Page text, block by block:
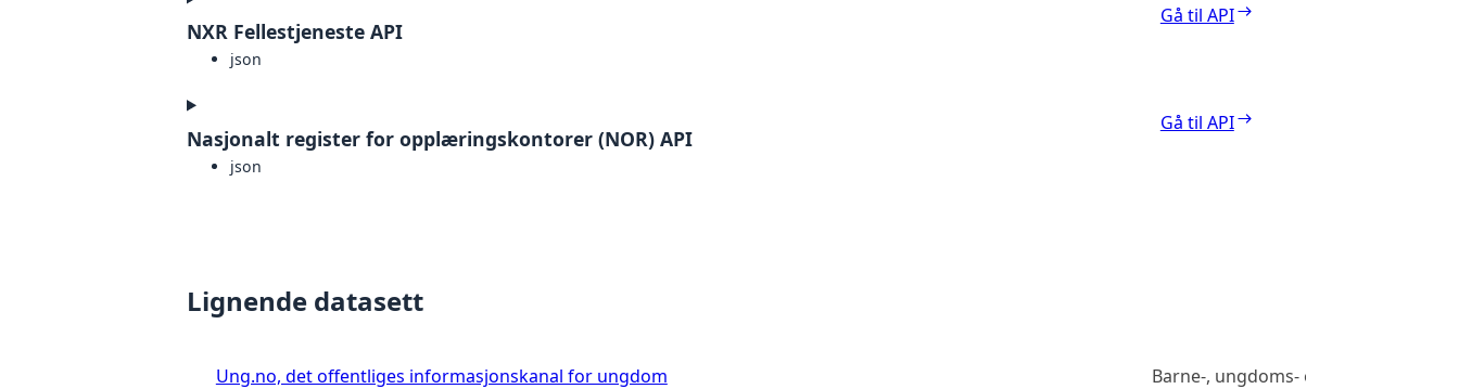
NXR Fellestjeneste API
json
Gå til API
Nasjonalt register for opplæringskontorer (NOR) API
json
Gå til API
Lignende datasett
Ung.no, det offentliges informasjonskanal for ungdom Barne-, ungdoms- og